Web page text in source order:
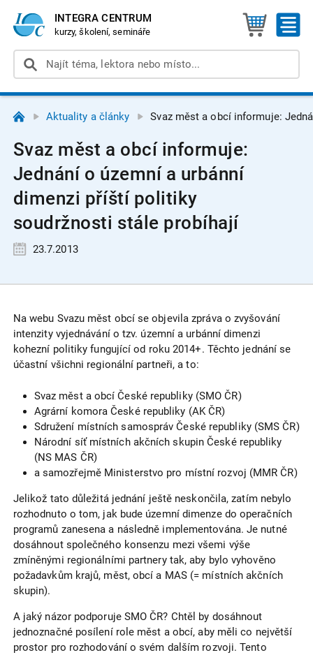
INTEGRA CENTRUM
kurzy, školení, semináře
Aktuality a články Svaz měst a obcí informuje:
Svaz měst a obcí informuje:
Jednání o územní a urbánní
dimenzi příští politiky
soudržnosti stále probíhají
23.7.2013
Na webu Svazu měst obcí se objevila zpráva o zvyšování
intenzity vyjednávání o tzv. územní a urbánní dimenzi
kohezní politiky fungující od roku 2014+. Těchto jednání se
účastní všichni regionální partneři, a to:
Svaz měst a obcí České republiky (SMO ČR)
Agrární komora České republiky (AK ČR)
Sdružení místních samospráv České republiky (SMS ČR)
Národní síť místních akčních skupin České republiky
(NS MAS ČR)
a samozřejmě Ministerstvo pro místní rozvoj (MMR ČR)
Jelikož tato důležitá jednání ještě neskončila, zatím nebylo
rozhodnuto o tom, jak bude územní dimenze do operačních
programů zanesena a následně implementována. Je nutné
dosáhnout společného konsenzu mezi všemi výše
zmíněnými regionálními partnery tak, aby bylo vyhověno
požadavkům krajů, měst, obcí a MAS (= místních akčních
skupin).
A jaký názor podporuje SMO ČR? Chtěl by dosáhnout
jednoznačné posílení role měst a obcí, aby měli co největší
prostor pro rozhodování o svém dalším rozvoji. Tento